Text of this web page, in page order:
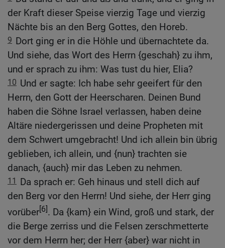
der Kraft dieser Speise vierzig Tage und vierzig
Nächte bis an den Berg Gottes, den Horeb.
9 Dort ging er in die Höhle und übernachtete da.
Und siehe, das Wort des Herrn {geschah} zu ihm,
und er sprach zu ihm: Was tust du hier, Elia?
10 Und er sagte: Ich habe sehr geeifert für den
Herrn, den Gott der Heerscharen. Deinen Bund
haben die Söhne Israel verlassen, haben deine
Altäre niedergerissen und deine Propheten mit
dem Schwert umgebracht! Und ich allein bin übrig
geblieben, ich allein, und {nun} trachten sie
danach, {auch} mir das Leben zu nehmen.
11 Da sprach er: Geh hinaus und stell dich auf
den Berg vor den Herrn! Und siehe, der Herr ging
vorüber[6]. Da {kam} ein Wind, groß und stark, der
die Berge zerriss und die Felsen zerschmetterte
vor dem Herrn her; der Herr {aber} war nicht in